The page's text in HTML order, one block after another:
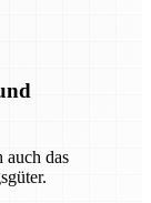
auch das